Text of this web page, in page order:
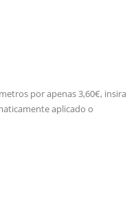
por apenas 3,60€, insira
aplicado o